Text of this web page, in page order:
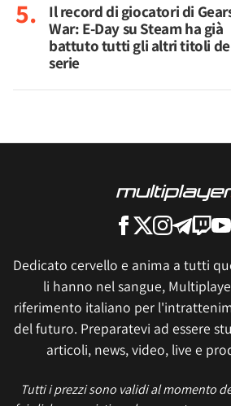
Il record di giocatori di
War: E-Day su Steam ha già
battuto tutti gli altri titoli
serie
Dedicato cervello e anima a tutti
li hanno nel sangue,
riferimento italiano per
del futuro. Preparatevi ad essere
articoli, news, video, live e
Tutti i prezzi sono validi al momento